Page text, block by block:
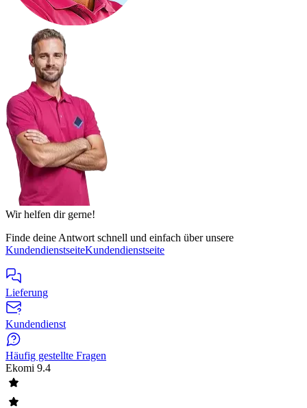
Wir helfen dir gerne!
Finde deine Antwort schnell und einfach über unsere
KundendienstseiteKundendienstseite
Lieferung
Kundendienst
Häufig gestellte Fragen
Ekomi 9.4